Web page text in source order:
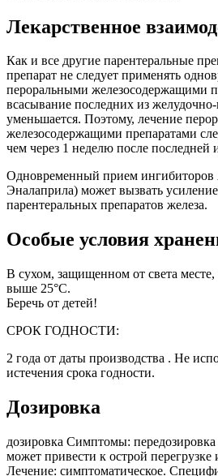
Лекарственное
Как и все другие парентеральные
препарат не следует применять
пероральными железосодержащими
всасывание последних из
уменьшается. Поэтому, лечение
железосодержащими препаратами
чем через 1 неделю после последней
Одновременный прием
Эналаприла) может вызвать
парентеральных препаратов железа.
Особые условия
В сухом, защищенном от света месте,
выше 25°С.
Беречь от детей!
СРОК ГОДНОСТИ:
2 года от даты производства . Не
истечения срока годности.
Дозировка
дозировка Симптомы: передозировка
может привести к острой перегрузке
Лечение: симптоматическое.